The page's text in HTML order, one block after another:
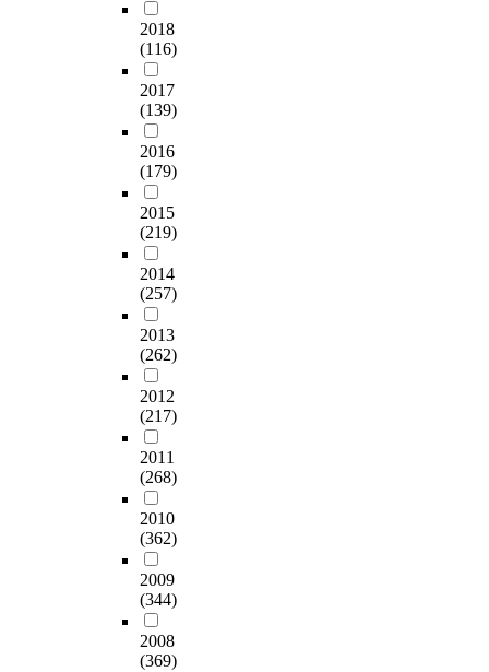
2018
(116)
2017
(139)
2016
(179)
2015
(219)
2014
(257)
2013
(262)
2012
(217)
2011
(268)
2010
(362)
2009
(344)
2008
(369)